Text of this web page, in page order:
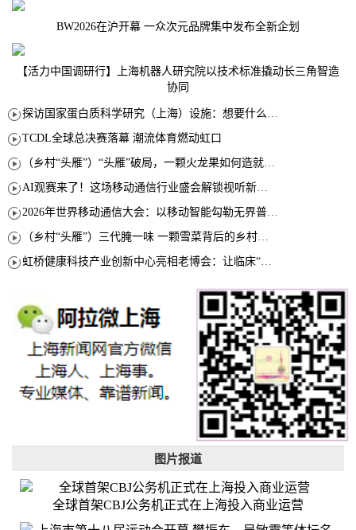
BW2026在沪开幕 一众次元品牌集中发布全新企划
【活力中国调研行】上海机器人研究院以技术标准撬动长三角智造
协同
探访国家蛋白质科学研究（上海）设施：想要什么蛋白 AI直接设计合成
TCDL全球总决赛落幕 潮流体育燃动虹口
（乡村“头雁”）“头雁”破局，一颗火龙果如何造就沪上乡村特色产业化路径
AI观赛来了！这场移动通信行业盛会解锁视听新玩法
2026年世界移动通信大会：以移动智能勾勒无界普惠新愿景
（乡村“头雁”）三代腌一味 一颗雪菜背后的乡村致富经
虹桥健康科技产业创新中心亮相老博会：让临床“需求”定义银发经济新生态
图片报道
全球首架CBJ公务机正式在上海投入商业运营